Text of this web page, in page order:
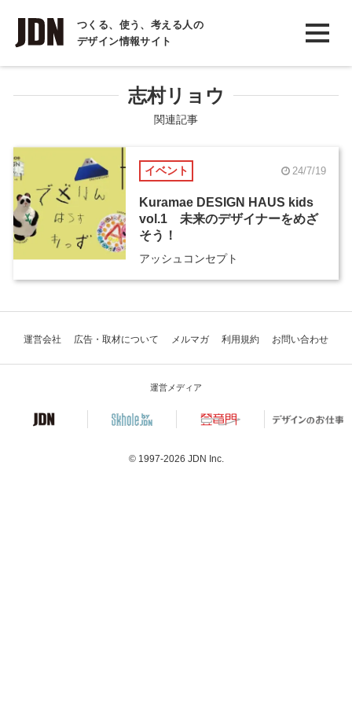
つくる、使う、考える人の
デザイン情報サイト
INTERVIEW
インタビュー
COLUMN
コラム
志村リョウ
関連記事
イベント 24/7/19
Kuramae DESIGN HAUS kids
vol.1 未来のデザイナーをめざ
そう！
アッシュコンセプト
運営会社 広告・取材について メルマガ 利用規約 お問い合わせ
運営メディア
© 1997-2026 JDN Inc.